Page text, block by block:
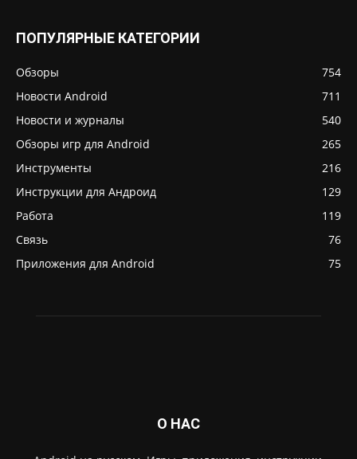
ПОПУЛЯРНЫЕ КАТЕГОРИИ
Обзоры
754
Новости Android
711
Новости и журналы
540
Обзоры игр для Android
265
Инструменты
216
Инструкции для Андроид
129
Работа
119
Связь
76
Приложения для Android
75
О НАС